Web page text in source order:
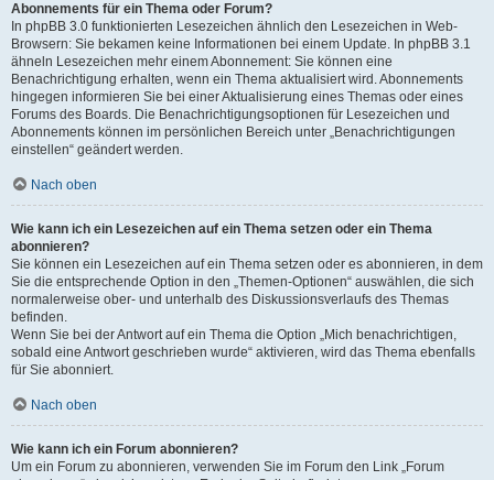
Abonnements für ein Thema oder Forum?
In phpBB 3.0 funktionierten Lesezeichen ähnlich den Lesezeichen in Web-
Browsern: Sie bekamen keine Informationen bei einem Update. In phpBB 3.1
ähneln Lesezeichen mehr einem Abonnement: Sie können eine
Benachrichtigung erhalten, wenn ein Thema aktualisiert wird. Abonnements
hingegen informieren Sie bei einer Aktualisierung eines Themas oder eines
Forums des Boards. Die Benachrichtigungsoptionen für Lesezeichen und
Abonnements können im persönlichen Bereich unter „Benachrichtigungen
einstellen“ geändert werden.
Nach oben
Wie kann ich ein Lesezeichen auf ein Thema setzen oder ein Thema
abonnieren?
Sie können ein Lesezeichen auf ein Thema setzen oder es abonnieren, in dem
Sie die entsprechende Option in den „Themen-Optionen“ auswählen, die sich
normalerweise ober- und unterhalb des Diskussionsverlaufs des Themas
befinden.
Wenn Sie bei der Antwort auf ein Thema die Option „Mich benachrichtigen,
sobald eine Antwort geschrieben wurde“ aktivieren, wird das Thema ebenfalls
für Sie abonniert.
Nach oben
Wie kann ich ein Forum abonnieren?
Um ein Forum zu abonnieren, verwenden Sie im Forum den Link „Forum